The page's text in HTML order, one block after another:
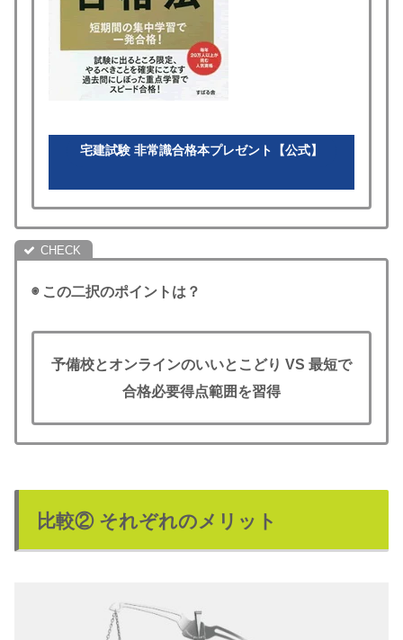
宅建試験 非常識合格本プレゼント【公式】
◉ この二択のポイントは？
予備校とオンラインのいいとこどり VS 最短で
合格必要得点範囲を習得
比較② それぞれのメリット